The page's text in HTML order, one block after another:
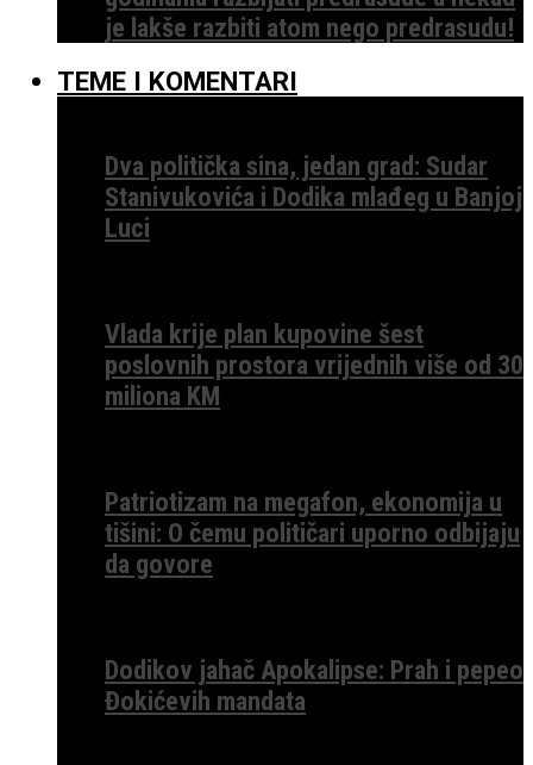
je lakše razbiti atom nego predrasudu!
TEME I KOMENTARI
Dva politička sina, jedan grad: Sudar
Stanivukovića i Dodika mlađeg u Banjoj
Luci
Vlada krije plan kupovine šest
poslovnih prostora vrijednih više od 30
miliona KM
Patriotizam na megafon, ekonomija u
tišini: O čemu političari uporno odbijaju
da govore
Dodikov jahač Apokalipse: Prah i pepeo
Đokićevih mandata